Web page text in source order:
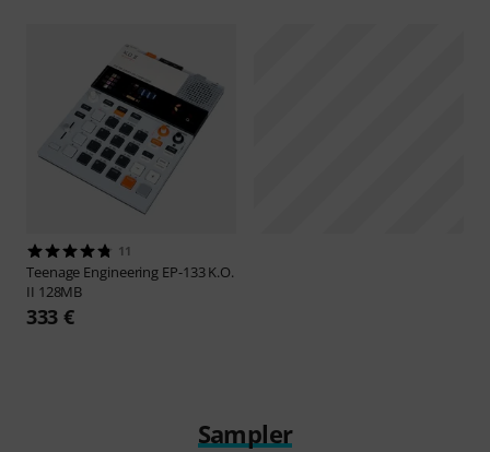
11
Teenage Engineering EP-133 K.O.
II 128MB
333 €
Sampler